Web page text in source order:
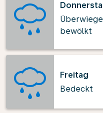
bewölkt
Freitag
Bedeckt